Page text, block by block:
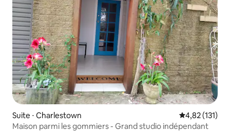
Suite ⋅ Charlestown Évaluation
4,82 (131)
Maison parmi les gommiers - Grand studio indépendant